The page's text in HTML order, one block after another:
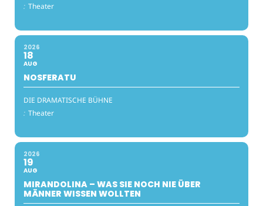
: Theater
2026
18
AUG
NOSFERATU
DIE DRAMATISCHE BÜHNE
: Theater
2026
19
AUG
MIRANDOLINA – WAS SIE NOCH NIE ÜBER
MÄNNER WISSEN WOLLTEN